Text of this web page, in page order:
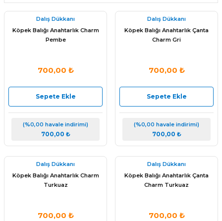
Dalış Dükkanı
Köpek Balığı Anahtarlık Charm
Pembe
700,00 ₺
Sepete Ekle
(%0,00 havale indirimi)
700,00 ₺
Dalış Dükkanı
Köpek Balığı Anahtarlık Çanta
Charm Gri
700,00 ₺
Sepete Ekle
(%0,00 havale indirimi)
700,00 ₺
Dalış Dükkanı
Köpek Balığı Anahtarlık Charm
Turkuaz
700,00 ₺
Dalış Dükkanı
Köpek Balığı Anahtarlık Çanta
Charm Turkuaz
700,00 ₺